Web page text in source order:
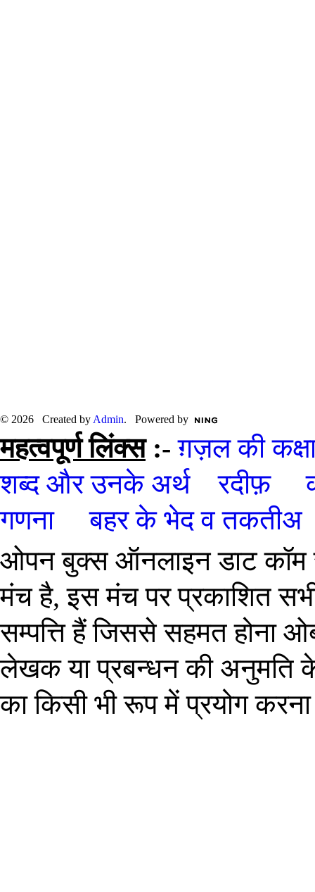
© 2026 Created by Admin. Powered by
महत्वपूर्ण लिंक्स :- ग़ज़ल की
शब्द और उनके अर्थ
रदीफ़
गणना
बहर के भेद व तकतीअ
ओपन बुक्स ऑनलाइन डाट कॉम
मंच है, इस मंच पर प्रकाशित
सम्पत्ति हैं जिससे सहमत होना
लेखक या प्रबन्धन की अनुमति के
का किसी भी रूप मेंप्रयोगकरना